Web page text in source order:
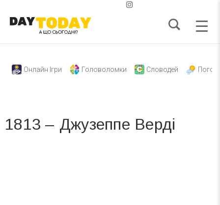
Онлайн Ігри Головоломки Словодей
1813 – Джузеппе Верді